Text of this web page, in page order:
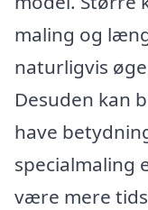
maling og
naturligvis
Desuden kan
have
specialmaling
være mere